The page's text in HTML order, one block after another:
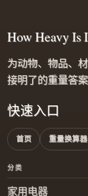
快速入口
首页 重量换算器
分类
家用电器
How Heavy Is
为动物、物品、
接明了的重量答案